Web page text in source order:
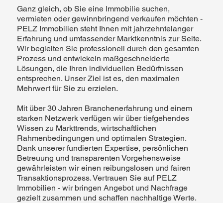
Ganz gleich, ob Sie eine Immobilie suchen,
vermieten oder gewinnbringend verkaufen möchten -
PELZ Immobilien steht Ihnen mit jahrzehntelanger
Erfahrung und umfassender Marktkenntnis zur Seite.
Wir begleiten Sie professionell durch den gesamten
Prozess und entwickeln maßgeschneiderte
Lösungen, die Ihren individuellen Bedürfnissen
entsprechen. Unser Ziel ist es, den maximalen
Mehrwert für Sie zu erzielen.
Mit über 30 Jahren Branchenerfahrung und einem
starken Netzwerk verfügen wir über tiefgehendes
Wissen zu Markttrends, wirtschaftlichen
Rahmenbedingungen und optimalen Strategien.
Dank unserer fundierten Expertise, persönlichen
Betreuung und transparenten Vorgehensweise
gewährleisten wir einen reibungslosen und fairen
Transaktionsprozess. Vertrauen Sie auf PELZ
Immobilien - wir bringen Angebot und Nachfrage
gezielt zusammen und schaffen nachhaltige Werte.